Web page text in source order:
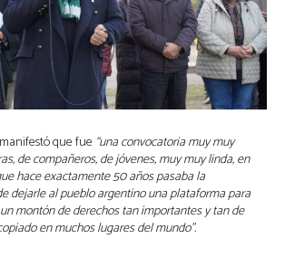
que fue “una convocatoria muy muy
de compañeros, de jóvenes, muy muy linda, en
hace exactamente 50 años pasaba la
dejarle al pueblo argentino una plataforma para
montón de derechos tan importantes y tan de
en muchos lugares del mundo”.